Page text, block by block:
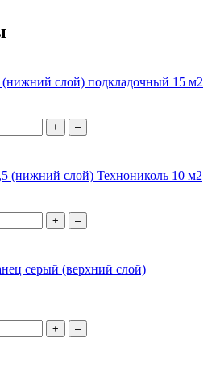
слой) подкладочный 15 м2
+
–
(нижний слой) Технониколь 10 м2
+
–
серый (верхний слой)
+
–